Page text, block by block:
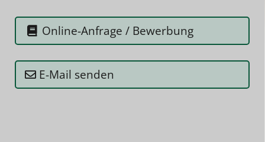
Online-Anfrage / Bewerbung
E-Mail senden